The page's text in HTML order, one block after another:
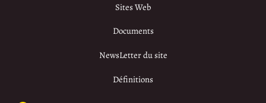
Sites Web
Documents
NewsLetter du site
Définitions